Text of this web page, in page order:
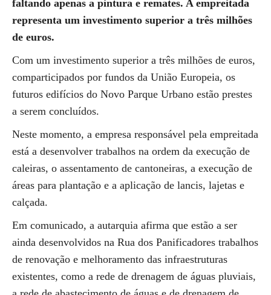
faltando apenas a pintura e remates. A empreitada
representa um investimento superior a três milhões
de euros.
Com um investimento superior a três milhões de euros,
comparticipados por fundos da União Europeia, os
futuros edifícios do Novo Parque Urbano estão prestes
a serem concluídos.
Neste momento, a empresa responsável pela empreitada
está a desenvolver trabalhos na ordem da execução de
caleiras, o assentamento de cantoneiras, a execução de
áreas para plantação e a aplicação de lancis, lajetas e
calçada.
Em comunicado, a autarquia afirma que estão a ser
ainda desenvolvidos na Rua dos Panificadores trabalhos
de renovação e melhoramento das infraestruturas
existentes, como a rede de drenagem de águas pluviais,